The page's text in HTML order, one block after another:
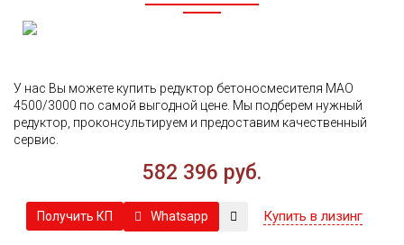
У нас Вы можете купить редуктор бетоноcмесителя MAO
4500/3000 по самой выгодной цене. Мы подберем нужный
редуктор, проконсультируем и предоставим качественный
сервис.
582 396 руб.
Получить КП Whatsapp Купить в лизинг